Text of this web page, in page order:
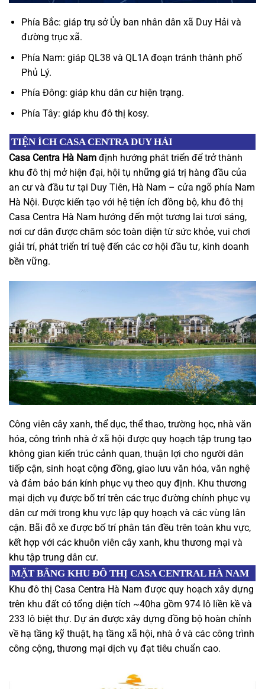
Phía Bắc: giáp trụ sở Ủy ban nhân dân xã Duy Hải và
đường trục xã.
Phía Nam: giáp QL38 và QL1A đoạn tránh thành phố
Phủ Lý.
Phía Đông: giáp khu dân cư hiện trạng.
Phía Tây: giáp khu đô thị kosy.
TIỆN ÍCH CASA CENTRA DUY HẢI
Casa Centra Hà Nam định hướng phát triển để trở thành
khu đô thị mở hiện đại, hội tụ những giá trị hàng đầu của
an cư và đầu tư tại Duy Tiên, Hà Nam – cửa ngõ phía Nam
Hà Nội. Được kiến tạo với hệ tiện ích đồng bộ, khu đô thị
Casa Centra Hà Nam hướng đến một tương lai tươi sáng,
nơi cư dân được chăm sóc toàn diện từ sức khỏe, vui chơi
giải trí, phát triển trí tuệ đến các cơ hội đầu tư, kinh doanh
bền vững.
Công viên cây xanh, thể dục, thể thao, trường học, nhà văn
hóa, công trình nhà ở xã hội được quy hoạch tập trung tạo
không gian kiến trúc cảnh quan, thuận lợi cho người dân
tiếp cận, sinh hoạt cộng đồng, giao lưu văn hóa, văn nghệ
và đảm bảo bán kính phục vụ theo quy định. Khu thương
mại dịch vụ được bố trí trên các trục đường chính phục vụ
dân cư mới trong khu vực lập quy hoạch và các vùng lân
cận. Bãi đỗ xe được bố trí phân tán đều trên toàn khu vực,
kết hợp với các khuôn viên cây xanh, khu thương mại và
khu tập trung dân cư.
MẶT BẰNG KHU ĐÔ THỊ CASA CENTRAL HÀ NAM
Khu đô thị Casa Centra Hà Nam được quy hoạch xây dựng
trên khu đất có tổng diện tích ~40ha gồm 974 lô liền kề và
233 lô biệt thự. Dự án được xây dựng đồng bộ hoàn chỉnh
về hạ tầng kỹ thuật, hạ tầng xã hội, nhà ở và các công trình
công cộng, thương mại dịch vụ đạt tiêu chuẩn cao.